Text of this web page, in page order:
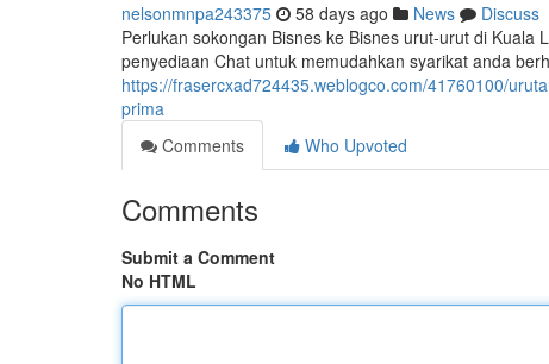
nelsonmnpa243375 58 days ago News
Discuss
Perlukan sokongan Bisnes ke Bisnes urut-urut di
penyediaan Chat untuk memudahkan syarikat anda
https://frasercxad724435.weblogco.com/41760100/
prima
Comments
Who Upvoted
Comments
Submit a Comment
No HTML